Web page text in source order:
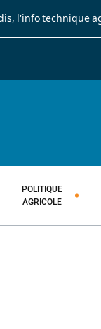
l'info technique
POLITIQUE
AGRICOLE